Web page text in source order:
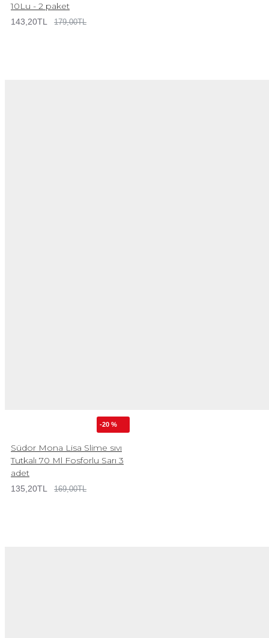
10Lu - 2 paket
143,20TL 179,00TL
-20 %
Südor Mona Lisa Slime sıvı
Tutkalı 70 Ml Fosforlu Sarı 3
adet
135,20TL 169,00TL